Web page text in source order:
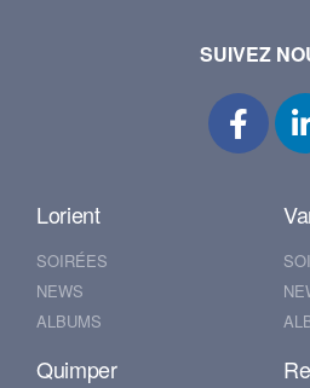
SUIVEZ
Lorient
SOIRÉES
NEWS
ALBUMS
Quimper